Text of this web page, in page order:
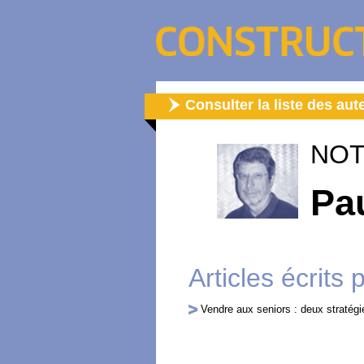
Consulter la liste des
Articles écrits
Vendre aux seniors : deux